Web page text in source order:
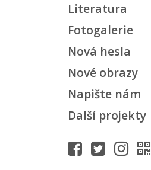
Literatura
Fotogalerie
Nová hesla
Nové obrazy
Napište nám
Další projekty